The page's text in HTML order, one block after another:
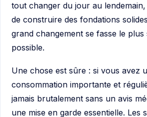
tout changer du jour au
de construire des fondations
grand changement se fasse le plus
possible.
Une chose est sûre : si vous avez
consommation importante et
jamais brutalement sans un avis
une mise en garde essentielle. Les